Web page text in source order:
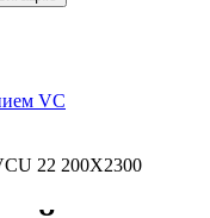
VC
22 200X2300